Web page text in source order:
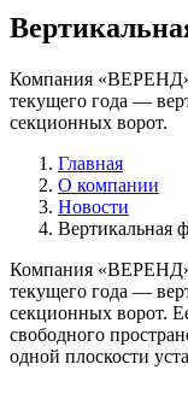
Компания «ВЕРЕНД»
текущего года —
секционных ворот.
Главная
О компании
Новости
Вертикальная
Компания «ВЕРЕНД»
текущего года —
секционных ворот.
свободного
одной плоскости